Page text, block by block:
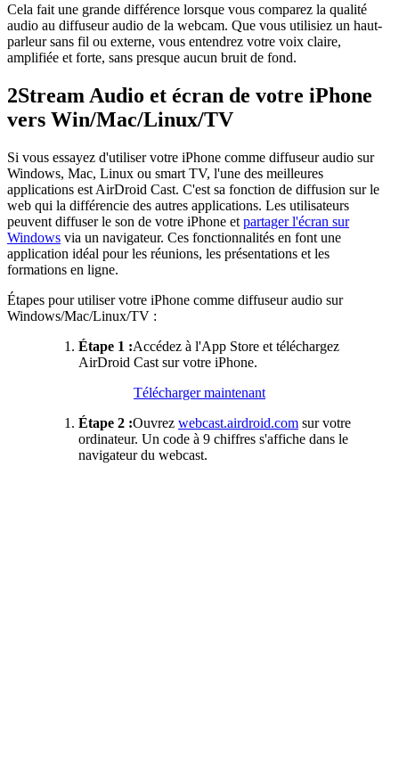
Cela fait une grande différence lorsque vous comparez la qualité
audio au diffuseur audio de la webcam. Que vous utilisiez un haut-
parleur sans fil ou externe, vous entendrez votre voix claire,
amplifiée et forte, sans presque aucun bruit de fond.
2Stream Audio et écran de votre iPhone
vers Win/Mac/Linux/TV
Si vous essayez d'utiliser votre iPhone comme diffuseur audio sur
Windows, Mac, Linux ou smart TV, l'une des meilleures
applications est AirDroid Cast. C'est sa fonction de diffusion sur le
web qui la différencie des autres applications. Les utilisateurs
peuvent diffuser le son de votre iPhone et partager l'écran sur
Windows via un navigateur. Ces fonctionnalités en font une
application idéal pour les réunions, les présentations et les
formations en ligne.
Étapes pour utiliser votre iPhone comme diffuseur audio sur
Windows/Mac/Linux/TV :
Étape 1 :Accédez à l'App Store et téléchargez
AirDroid Cast sur votre iPhone.
Télécharger maintenant
Étape 2 :Ouvrez webcast.airdroid.com sur votre
ordinateur. Un code à 9 chiffres s'affiche dans le
navigateur du webcast.